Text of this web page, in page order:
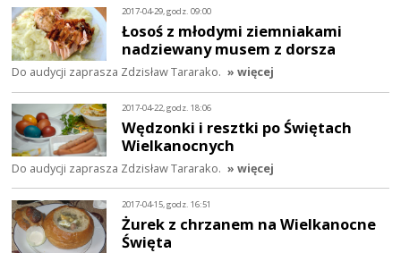
2017-04-29, godz. 09:00
Łosoś z młodymi ziemniakami
nadziewany musem z dorsza
Do audycji zaprasza Zdzisław Tararako. » więcej
2017-04-22, godz. 18:06
Wędzonki i resztki po Świętach
Wielkanocnych
Do audycji zaprasza Zdzisław Tararako. » więcej
2017-04-15, godz. 16:51
Żurek z chrzanem na Wielkanocne
Święta